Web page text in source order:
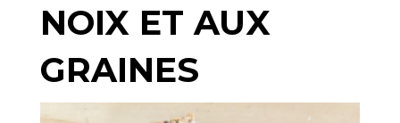
NOIX ET AUX
GRAINES